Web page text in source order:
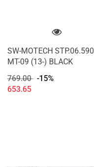
SW-MOTECH
MT-09 (13-) BLACK
769.00 -15%
653.65